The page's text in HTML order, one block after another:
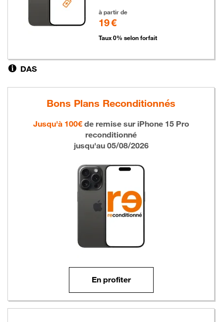
à partir de
19 €
Taux 0% selon forfait
DAS
Bons Plans Reconditionnés
Jusqu'à 100€de remise sur iPhone 15 Pro
reconditionné
jusqu'au 05/08/2026
En profiter